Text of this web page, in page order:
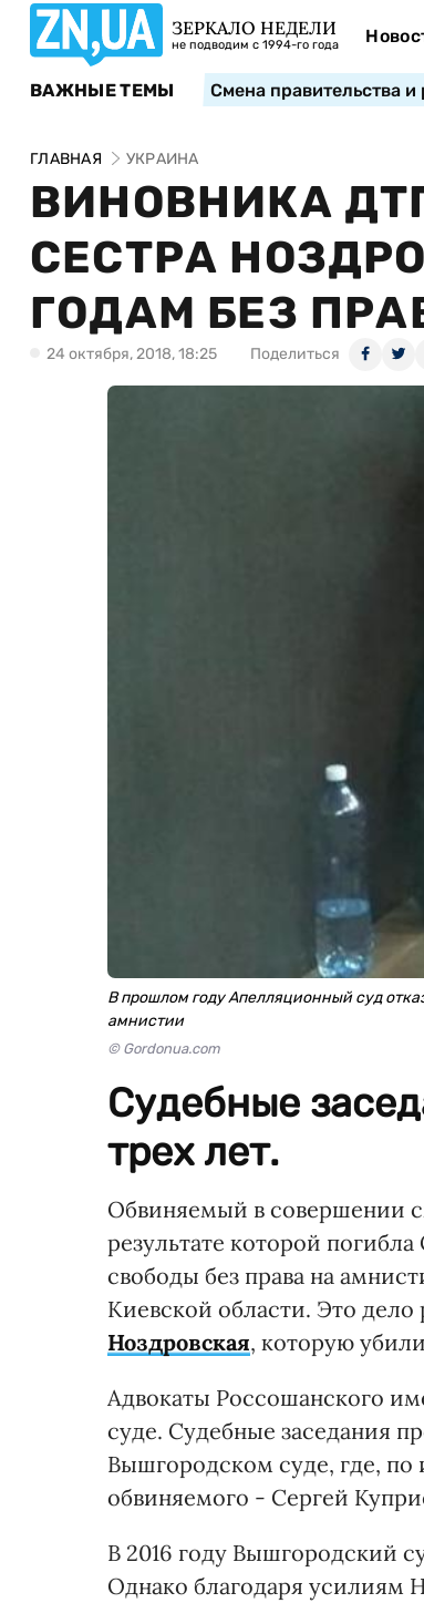
ЗЕРКАЛО НЕДЕЛИ
не подводим с 1994-го года
ВАЖНЫЕ ТЕМЫ Смена правительства и
ГЛАВНАЯ УКРАИНА
ВИНОВНИКА
СЕСТРА
ГОДАМ БЕЗ
24 октября, 2018, 18:25 Поделиться
В прошлом году Апелляционный суд
амнистии
© Gordonua.com
Судебные
трех лет.
Обвиняемый в совершении
результате которой
свободы без права на
Киевской области. Это
Ноздровская, которую
Адвокаты Россошанского
суде. Судебные заседания
Вышгородском суде, где,
обвиняемого - Сергей
В 2016 году Вышгородский
Однако благодаря усилиям